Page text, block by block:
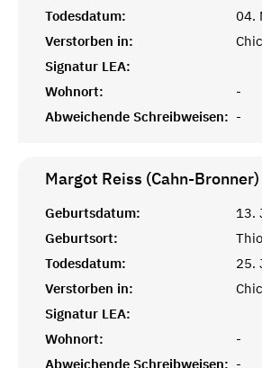
Todesdatum:
04.
Verstorben in:
Signatur LEA:
Wohnort:
-
Abweichende Schreibweisen: -
Margot Reiss (Cahn-Bronner)
Geburtsdatum:
13.
Geburtsort:
Todesdatum:
25.
Verstorben in:
Signatur LEA:
Wohnort:
-
Abweichende Schreibweisen: -